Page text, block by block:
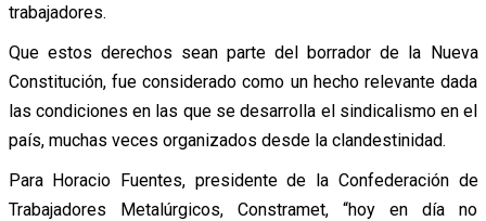
trabajadores.
Que estos derechos sean parte del borrador de la Nueva
Constitución, fue considerado como un hecho relevante dada
las condiciones en las que se desarrolla el sindicalismo en el
país, muchas veces organizados desde la clandestinidad.
Para Horacio Fuentes, presidente de la Confederación de
Trabajadores Metalúrgicos, Constramet, “hoy en día no